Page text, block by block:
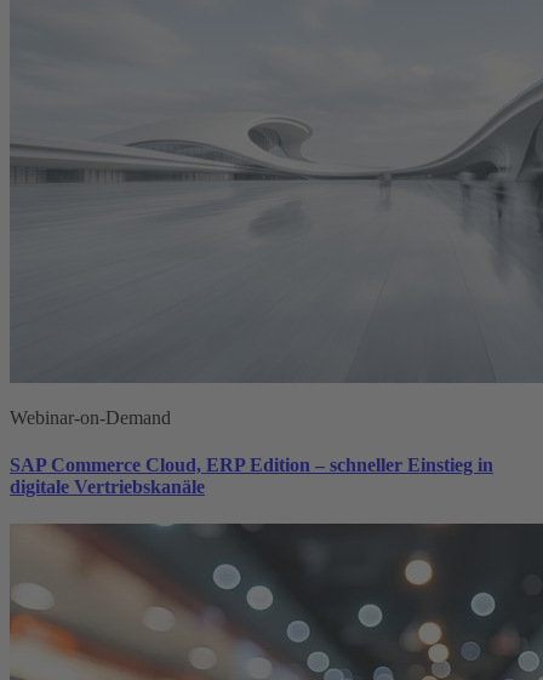
Webinar-on-Demand
SAP Commerce Cloud, ERP Edition – schneller Einstieg in
digitale Vertriebskanäle